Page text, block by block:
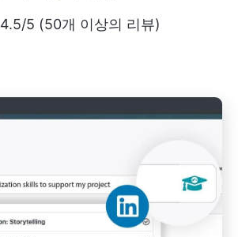
4.5/5 (50개 이상의 리뷰)